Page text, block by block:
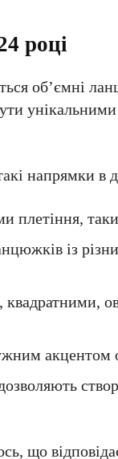
році
об’ємні
напрямки в
плетіння,
із
акцентом
що